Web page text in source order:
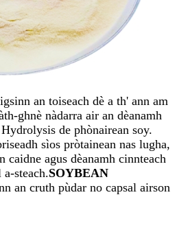
an toiseach dè a th' ann am
ghnè nàdarra air an dèanamh
de phònairean soy.
sìos pròtainean nas lugha,
caidne agus dèanamh cinnteach
steach.SOYBEAN
an cruth pùdar no capsal airson